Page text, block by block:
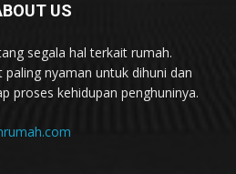
US
segala hal terkait rumah.
nyaman untuk dihuni dan
proses kehidupan penghuninya.